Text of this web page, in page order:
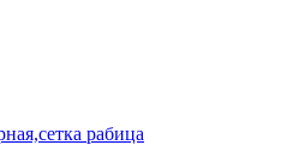
рабица